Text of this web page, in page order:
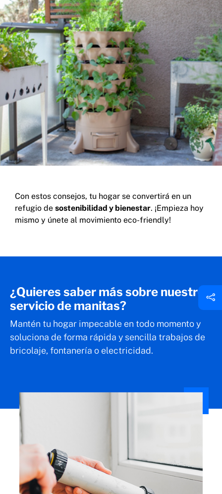
Con estos consejos, tu hogar se convertirá en un
refugio de sostenibilidad y bienestar. ¡Empieza hoy
mismo y únete al movimiento eco-friendly!
¿Quieres saber más sobre nuestro
servicio de manitas?
Mantén tu hogar impecable en todo momento y
soluciona de forma rápida y sencilla trabajos de
bricolaje, fontanería o electricidad.